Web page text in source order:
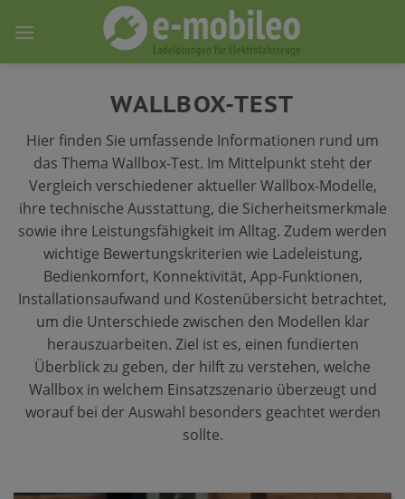
WALLBOX-TEST
Hier finden Sie umfassende Informationen rund um
das Thema Wallbox-Test. Im Mittelpunkt steht der
Vergleich verschiedener aktueller Wallbox-Modelle,
ihre technische Ausstattung, die Sicherheitsmerkmale
sowie ihre Leistungsfähigkeit im Alltag. Zudem werden
wichtige Bewertungskriterien wie Ladeleistung,
Bedienkomfort, Konnektivität, App-Funktionen,
Installationsaufwand und Kostenübersicht betrachtet,
um die Unterschiede zwischen den Modellen klar
herauszuarbeiten. Ziel ist es, einen fundierten
Überblick zu geben, der hilft zu verstehen, welche
Wallbox in welchem Einsatzszenario überzeugt und
worauf bei der Auswahl besonders geachtet werden
sollte.